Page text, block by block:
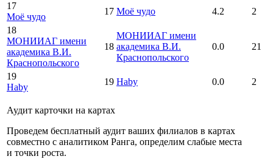
17
Моё чудо
17 Моё чудо 4.2
2
18
МОНИИАГ имени
академика В.И.
Краснопольского
18
МОНИИАГ имени
академика В.И.
Краснопольского
0.0 21
19
Haby
19 Haby 0.0 2
Аудит карточки на картах
Проведем бесплатный аудит ваших филиалов в картах
совместно с аналитиком Ранга, определим слабые места
и точки роста.